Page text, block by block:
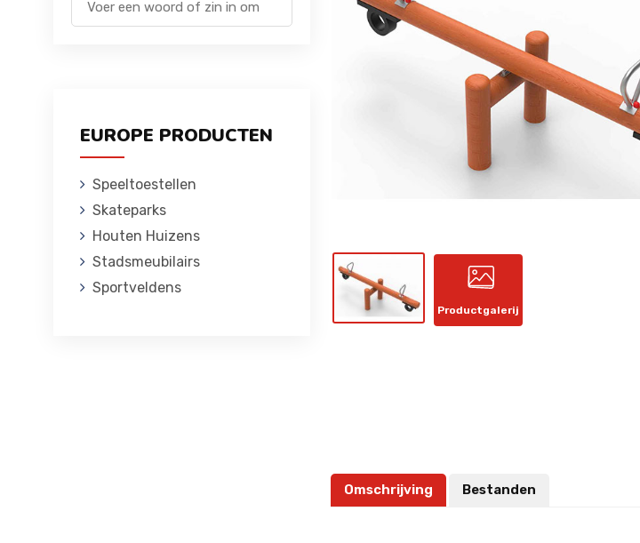
EUROPE PRODUCTEN
Speeltoestellen
Skateparks
Houten Huizens
Stadsmeubilairs
Sportveldens
Productgalerij
Omschrijving Bestanden